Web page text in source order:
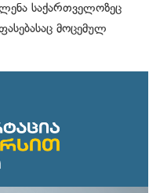
საქართველოზეც
მოცემულ